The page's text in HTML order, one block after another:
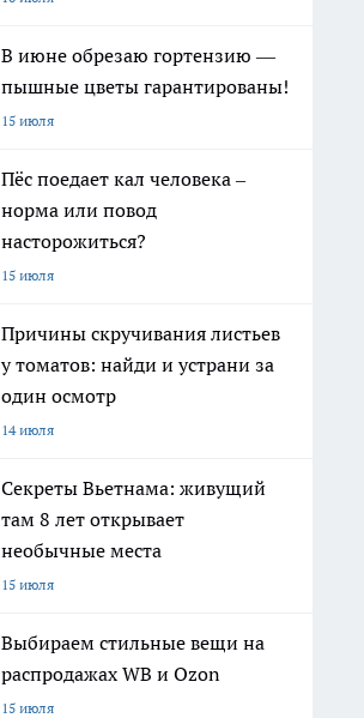
В июне обрезаю гортензию —
пышные цветы гарантированы!
15 июля
Пёс поедает кал человека –
норма или повод
насторожиться?
15 июля
Причины скручивания листьев
у томатов: найди и устрани за
один осмотр
14 июля
Секреты Вьетнама: живущий
там 8 лет открывает
необычные места
15 июля
Выбираем стильные вещи на
распродажах WB и Ozon
15 июля